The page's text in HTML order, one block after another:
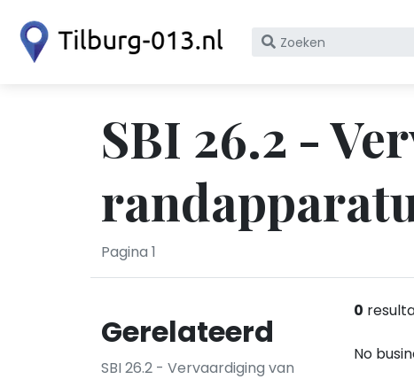
Zoek
KvK
nummer
SBI 26.2 -
Pagina 1
Gerelateerd
SBI 26.2 - Vervaardiging van
0
No